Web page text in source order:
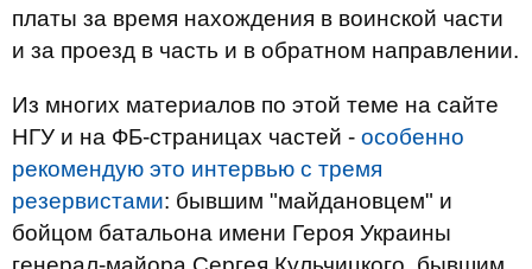
платы за время нахождения в воинской части
и за проезд в часть и в обратном направлении.
Из многих материалов по этой теме на сайте
НГУ и на ФБ-страницах частей - особенно
рекомендую это интервью с тремя
резервистами: бывшим "майдановцем" и
бойцом батальона имени Героя Украины